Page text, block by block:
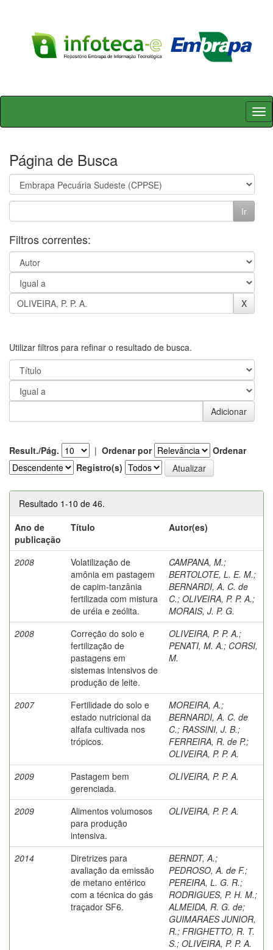
Skip
Página de Busca
Filtros correntes:
Utilizar filtros para refinar o resultado de busca.
Result./Pág. | Ordenar por
Ordenar
Registro(s)
Resultado 1-10 de 46.
Ano de
publicação
Título Autor(es)
2008
Volatilização de
amônia em pastagem
de capim-tanzânia
fertilizada com mistura
de uréia e zeólita.
CAMPANA, M.;
BERTOLOTE, L. E. M.;
BERNARDI, A. C. de
C.; OLIVEIRA, P. P. A.;
MORAIS, J. P. G.
2008
Correção do solo e
fertilização de
pastagens em
sistemas intensivos de
produção de leite.
OLIVEIRA, P. P. A.;
PENATI, M. A.; CORSI,
M.
2007
Fertilidade do solo e
estado nutricional da
alfafa cultivada nos
trópicos.
MOREIRA, A.;
BERNARDI, A. C. de
C.; RASSINI, J. B.;
FERREIRA, R. de P.;
OLIVEIRA, P. P. A.
2009
Pastagem bem
gerenciada.
OLIVEIRA, P. P. A.
2009
Alimentos volumosos
para produção
intensiva.
OLIVEIRA, P. P. A.
2014
Diretrizes para
avaliação da emissão
de metano entérico
com a técnica do gás
traçador SF6.
BERNDT, A.;
PEDROSO, A. de F.;
PEREIRA, L. G. R.;
RODRIGUES, P. H. M.;
ALMEIDA, R. G. de;
GUIMARAES JUNIOR,
R.; FRIGHETTO, R. T.
S.; OLIVEIRA, P. P. A.